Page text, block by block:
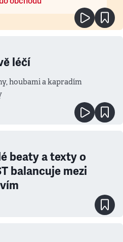
léčí
houbami a kapradím
beaty a texty o
balancuje mezi